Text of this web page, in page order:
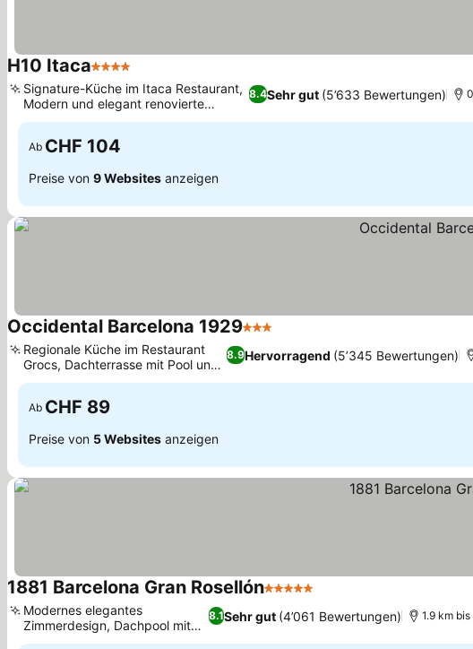
H10 Itaca4 Sterne
8.4Sehr gut (5’633 Bewertungen)
Signature-Küche im Itaca Restaurant,
Modern und elegant renovierte
Innenräume
Ab CHF 104
Preise von 9 Websites anzeigen
Occidental Barcelona 19293 Sterne
8.9Hervorragend (5’345 Bewertungen)
Regionale Küche im Restaurant
Grocs, Dachterrasse mit Pool und
Stadtblick
Ab CHF 89
Preise von 5 Websites anzeigen
1881 Barcelona Gran Rosellón5 Sterne
8.1Sehr gut (4’061 Bewertungen)
Modernes elegantes
Zimmerdesign, Dachpool mit
Stadtblick
1.9 km